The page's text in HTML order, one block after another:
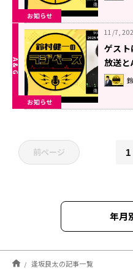
お知らせ
お知らせ
11/7,
ゲス
放送と
ラジ
前ページ
年月
2026年07月
逢坂良太の記事一覧